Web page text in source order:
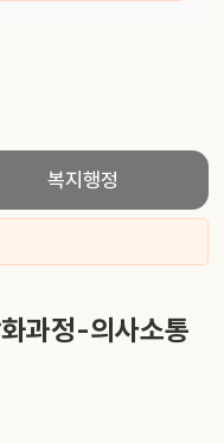
복지행정
과정-의사소통